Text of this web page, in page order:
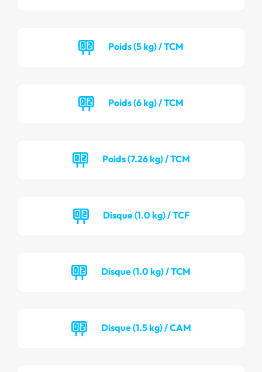
Poids (5 kg) / TCM
Poids (6 kg) / TCM
Poids (7.26 kg) / TCM
Disque (1.0 kg) / TCF
Disque (1.0 kg) / TCM
Disque (1.5 kg) / CAM